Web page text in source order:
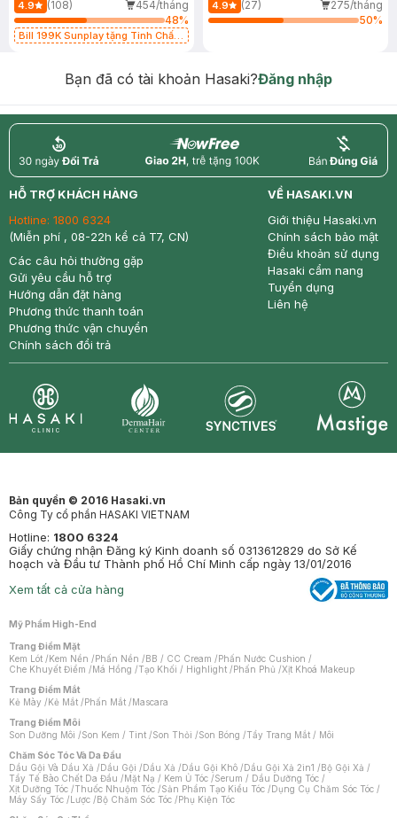
4.9 (108)
454/tháng
48%
Bill 199K Sunplay tặng Tinh Chất
4.9 (27)
275/tháng
50%
Bạn đã có tài khoản Hasaki?Đăng nhập
return nowfree price
HỖ TRỢ KHÁCH HÀNG
Hotline: 1800 6324
(Miễn phí , 08-22h kể cả T7, CN)
Các câu hỏi thường gặp
Gửi yêu cầu hỗ trợ
Hướng dẫn đặt hàng
Phương thức thanh toán
Phương thức vận chuyển
Chính sách đổi trả
VỀ HASAKI.VN
Giới thiệu Hasaki.vn
Chính sách bảo mật
Điều khoản sử dụng
Hasaki cẩm nang
Tuyển dụng
Liên hệ
Bản quyền © 2016 Hasaki.vn
Công Ty cổ phần HASAKI VIETNAM
Hotline: 1800 6324
Giấy chứng nhận Đăng ký Kinh doanh số 0313612829 do Sở Kế
hoạch và Đầu tư Thành phố Hồ Chí Minh cấp ngày 13/01/2016
Xem tất cả cửa hàng
Mỹ Phẩm High-End
Trang Điểm Mặt
Kem Lót /Kem Nền /Phấn Nền /BB / CC Cream /Phấn Nước Cushion /
Che Khuyết Điểm /Má Hồng /Tạo Khối / Highlight /Phấn Phủ /Xịt Khoá Makeup
Trang Điểm Mắt
Kẻ Mày /Kẻ Mắt /Phấn Mắt /Mascara
Trang Điểm Môi
Son Dưỡng Môi /Son Kem / Tint /Son Thỏi /Son Bóng /Tẩy Trang Mắt / Môi
Chăm Sóc Tóc Và Da Đầu
Dầu Gội Và Dầu Xả /Dầu Gội /Dầu Xả /Dầu Gội Khô /Dầu Gội Xả 2in1 /Bộ Gội Xả /
Tẩy Tế Bào Chết Da Đầu /Mặt Nạ / Kem Ủ Tóc /Serum / Dầu Dưỡng Tóc /
Xịt Dưỡng Tóc /Thuốc Nhuộm Tóc /Sản Phẩm Tạo Kiểu Tóc /Dụng Cụ Chăm Sóc Tóc /
Máy Sấy Tóc /Lược /Bộ Chăm Sóc Tóc /Phụ Kiện Tóc